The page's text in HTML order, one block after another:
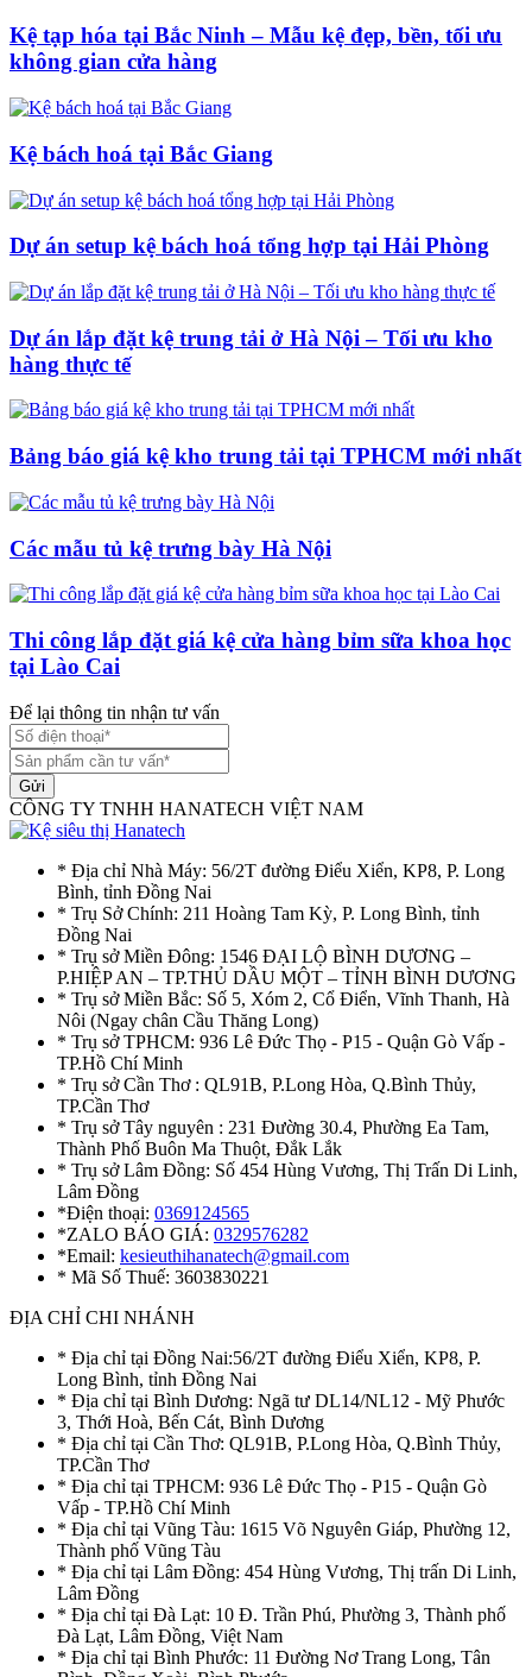
Kệ tạp hóa tại Bắc Ninh – Mẫu kệ đẹp, bền, tối ưu
không gian cửa hàng
Kệ bách hoá tại Bắc Giang
Dự án setup kệ bách hoá tổng hợp tại Hải Phòng
Dự án lắp đặt kệ trung tải ở Hà Nội – Tối ưu kho
hàng thực tế
Bảng báo giá kệ kho trung tải tại TPHCM mới nhất
Các mẫu tủ kệ trưng bày Hà Nội
Thi công lắp đặt giá kệ cửa hàng bỉm sữa khoa học
tại Lào Cai
Để lại thông tin nhận tư vấn
Gửi
CÔNG TY TNHH HANATECH VIỆT NAM
* Địa chỉ Nhà Máy: 56/2T đường Điểu Xiển, KP8, P. Long
Bình, tỉnh Đồng Nai
* Trụ Sở Chính: 211 Hoàng Tam Kỳ, P. Long Bình, tỉnh
Đồng Nai
* Trụ sở Miền Đông: 1546 ĐẠI LỘ BÌNH DƯƠNG –
P.HIỆP AN – TP.THỦ DẦU MỘT – TỈNH BÌNH DƯƠNG
* Trụ sở Miền Bắc: Số 5, Xóm 2, Cổ Điển, Vĩnh Thanh, Hà
Nôi (Ngay chân Cầu Thăng Long)
* Trụ sở TPHCM: 936 Lê Đức Thọ - P15 - Quận Gò Vấp -
TP.Hồ Chí Minh
* Trụ sở Cần Thơ : QL91B, P.Long Hòa, Q.Bình Thủy,
TP.Cần Thơ
* Trụ sở Tây nguyên : 231 Đường 30.4, Phường Ea Tam,
Thành Phố Buôn Ma Thuột, Đắk Lắk
* Trụ sở Lâm Đồng: Số 454 Hùng Vương, Thị Trấn Di Linh,
Lâm Đồng
*Điện thoại: 0369124565
*ZALO BÁO GIÁ: 0329576282
*Email: kesieuthihanatech@gmail.com
* Mã Số Thuế: 3603830221
ĐỊA CHỈ CHI NHÁNH
* Địa chỉ tại Đồng Nai:56/2T đường Điểu Xiển, KP8, P.
Long Bình, tỉnh Đồng Nai
* Địa chỉ tại Bình Dương: Ngã tư DL14/NL12 - Mỹ Phước
3, Thới Hoà, Bến Cát, Bình Dương
* Địa chỉ tại Cần Thơ: QL91B, P.Long Hòa, Q.Bình Thủy,
TP.Cần Thơ
* Địa chỉ tại TPHCM: 936 Lê Đức Thọ - P15 - Quận Gò
Vấp - TP.Hồ Chí Minh
* Địa chỉ tại Vũng Tàu: 1615 Võ Nguyên Giáp, Phường 12,
Thành phố Vũng Tàu
* Địa chỉ tại Lâm Đồng: 454 Hùng Vương, Thị trấn Di Linh,
Lâm Đồng
* Địa chỉ tại Đà Lạt: 10 Đ. Trần Phú, Phường 3, Thành phố
Đà Lạt, Lâm Đồng, Việt Nam
* Địa chỉ tại Bình Phước: 11 Đường Nơ Trang Long, Tân